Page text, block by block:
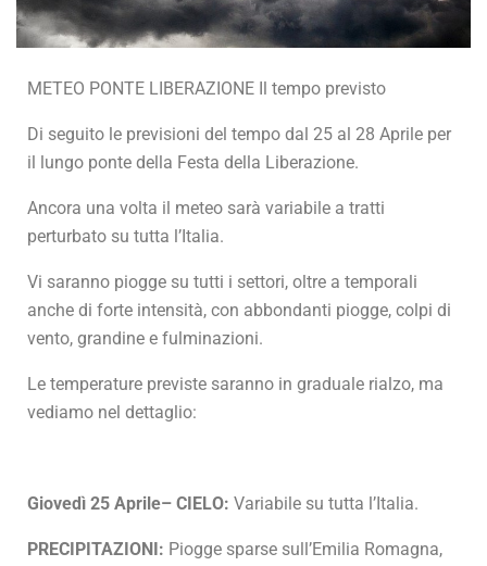
METEO PONTE LIBERAZIONE Il tempo previsto
Di seguito le previsioni del tempo dal 25 al 28 Aprile per
il lungo ponte della Festa della Liberazione.
Ancora una volta il meteo sarà variabile a tratti
perturbato su tutta l’Italia.
Vi saranno piogge su tutti i settori, oltre a temporali
anche di forte intensità, con abbondanti piogge, colpi di
vento, grandine e fulminazioni.
Le temperature previste saranno in graduale rialzo, ma
vediamo nel dettaglio:
Giovedì 25 Aprile– CIELO: Variabile su tutta l’Italia.
PRECIPITAZIONI: Piogge sparse sull’Emilia Romagna,